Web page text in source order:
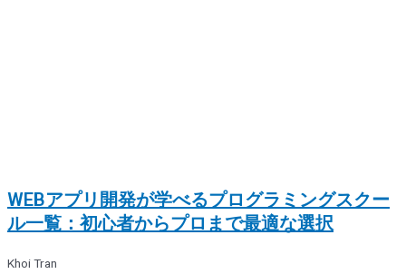
WEBアプリ開発が学べるプログラミングスクー
ル一覧：初心者からプロまで最適な選択
Khoi Tran